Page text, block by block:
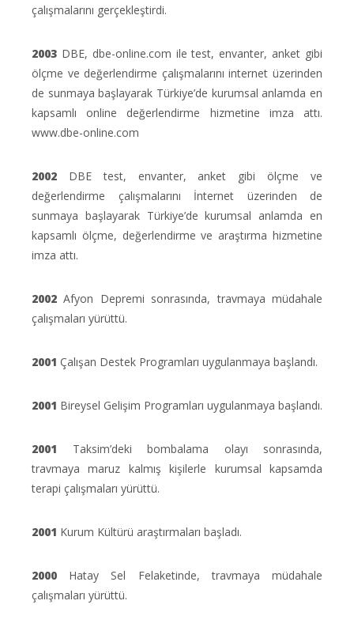
çalışmalarını gerçekleştirdi.
2003 DBE, dbe-online.com ile test, envanter, anket gibi
ölçme ve değerlendirme çalışmalarını internet üzerinden
de sunmaya başlayarak Türkiye’de kurumsal anlamda en
kapsamlı online değerlendirme hizmetine imza attı.
www.dbe-online.com
2002 DBE test, envanter, anket gibi ölçme ve
değerlendirme çalışmalarını İnternet üzerinden de
sunmaya başlayarak Türkiye’de kurumsal anlamda en
kapsamlı ölçme, değerlendirme ve araştırma hizmetine
imza attı.
2002 Afyon Depremi sonrasında, travmaya müdahale
çalışmaları yürüttü.
2001 Çalışan Destek Programları uygulanmaya başlandı.
2001 Bireysel Gelişim Programları uygulanmaya başlandı.
2001 Taksim’deki bombalama olayı sonrasında,
travmaya maruz kalmış kişilerle kurumsal kapsamda
terapi çalışmaları yürüttü.
2001 Kurum Kültürü araştırmaları başladı.
2000 Hatay Sel Felaketinde, travmaya müdahale
çalışmaları yürüttü.